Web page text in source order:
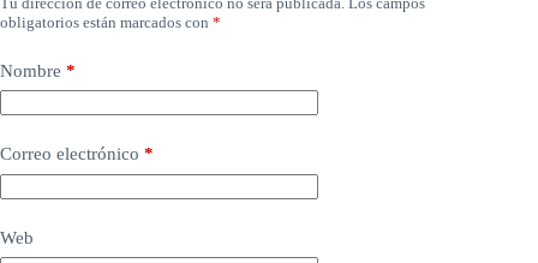
obligatorios están marcados con *
Nombre *
Correo electrónico *
Web